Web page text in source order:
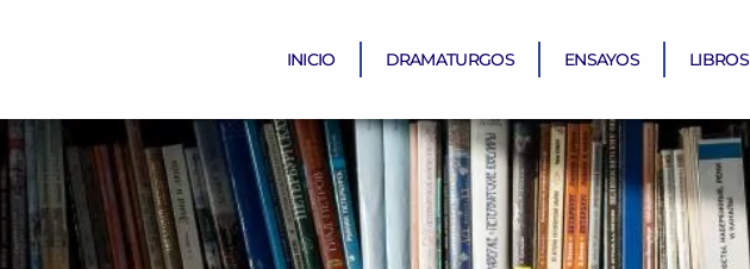
INICIO DRAMATURGOS ENSAYOS LIBROS